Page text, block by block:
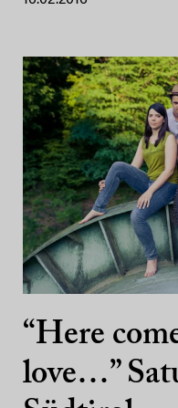
“Here
love…”